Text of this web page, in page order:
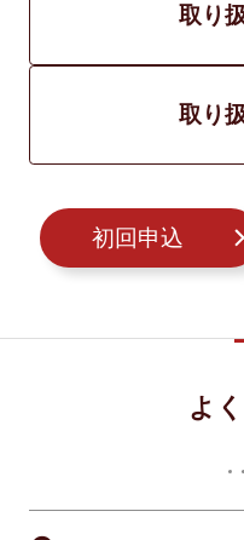
取り
取り
初回申込
よ